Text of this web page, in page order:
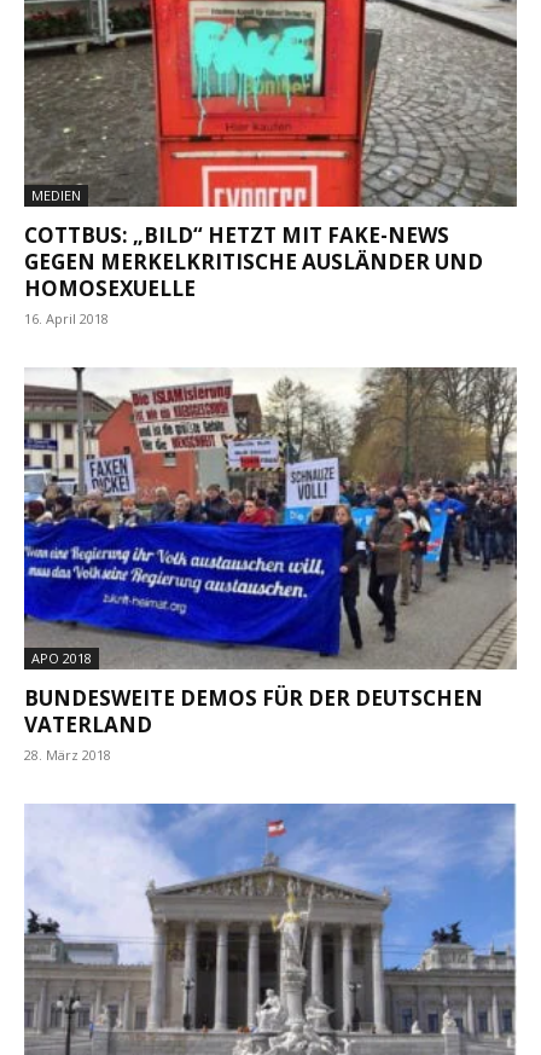
MEDIEN
COTTBUS: „BILD“ HETZT MIT FAKE-NEWS
GEGEN MERKELKRITISCHE AUSLÄNDER UND
HOMOSEXUELLE
16. April 2018
APO 2018
BUNDESWEITE DEMOS FÜR DER DEUTSCHEN
VATERLAND
28. März 2018